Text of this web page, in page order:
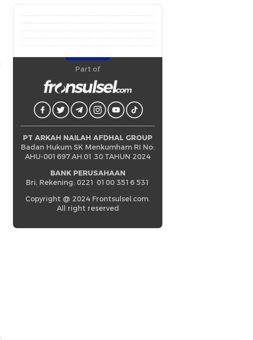
Part of
PT ARKAH NAILAH AFDHAL GROUP
Badan Hukum SK Menkumham RI No:
AHU-001697.AH.01.30.TAHUN 2024
BANK PERUSAHAAN
Bri, Rekening: 0221 0100 3516 531
Copyright @ 2024 Frontsulsel.com.
All right reserved